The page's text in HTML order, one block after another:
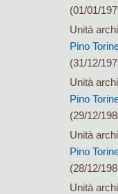
(01/01/
Unità
Pino
(31/12/
Unità
Pino
(29/12/
Unità
Pino
(28/12/
Unità